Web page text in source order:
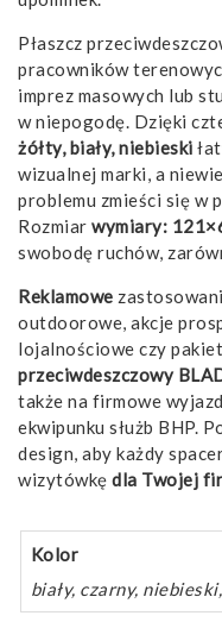
Płaszcz
pracowników
imprez masowych lub
w niepogodę. Dzięki
żółty, biały, niebieski
wizualnej marki, a
problemu zmieści się w
Rozmiar wymiary:
swobodę ruchów,
Reklamowe
outdoorowe, akcje
lojalnościowe czy
przeciwdeszczowy
także na firmowe
ekwipunku służb BHP.
design, aby każdy
wizytówkę dla Twojej
Kolor
biały, czarny,